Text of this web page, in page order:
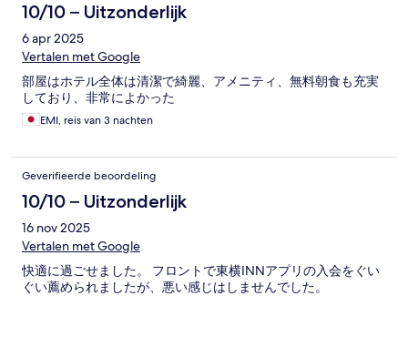
10/10 – Uitzonderlijk
6 apr 2025
Vertalen met Google
部屋はホテル全体は清潔で綺麗、アメニティ、無料朝食も充実
しており、非常によかった
EMI, reis van 3 nachten
Geverifieerde beoordeling
10/10 – Uitzonderlijk
16 nov 2025
Vertalen met Google
快適に過ごせました。 フロントで東横INNアプリの入会をぐい
ぐい薦められましたが、悪い感じはしませんでした。